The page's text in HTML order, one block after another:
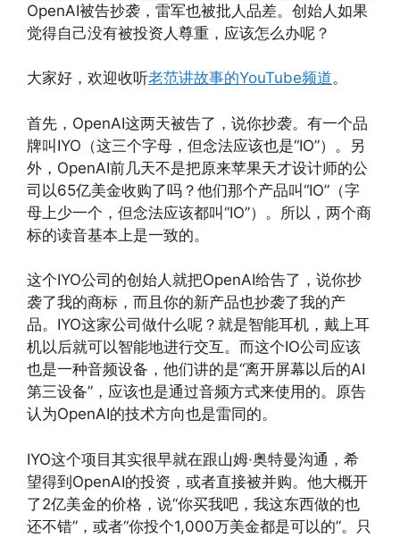
OpenAI被告抄袭，雷军也被批人品差。创始人如果
觉得自己没有被投资人尊重，应该怎么办呢？
大家好，欢迎收听老范讲故事的YouTube频道。
首先，OpenAI这两天被告了，说你抄袭。有一个品
牌叫IYO（这三个字母，但念法应该也是“IO”）。另
外，OpenAI前几天不是把原来苹果天才设计师的公
司以65亿美金收购了吗？他们那个产品叫“IO”（字
母上少一个，但念法应该都叫“IO”）。所以，两个商
标的读音基本上是一致的。
这个IYO公司的创始人就把OpenAI给告了，说你抄
袭了我的商标，而且你的新产品也抄袭了我的产
品。IYO这家公司做什么呢？就是智能耳机，戴上耳
机以后就可以智能地进行交互。而这个IO公司应该
也是一种音频设备，他们讲的是“离开屏幕以后的AI
第三设备”，应该也是通过音频方式来使用的。原告
认为OpenAI的技术方向也是雷同的。
IYO这个项目其实很早就在跟山姆·奥特曼沟通，希
望得到OpenAI的投资，或者直接被并购。他大概开
了2亿美金的价格，说“你买我吧，我这东西做的也
还不错”，或者“你投个1,000万美金都是可以的”。只